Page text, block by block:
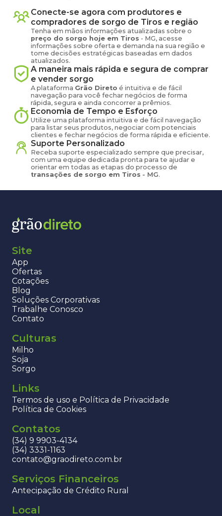
Conecte-se agora com produtores e
compradores de sorgo de Tiros e região
Tenha em mãos informações atualizadas sobre o
preço do sorgo hoje em Tiros - MG, acesse
informações sobre oferta e demanda na sua região e
tome decisões estratégicas baseadas em dados
atualizados.
A maneira mais rápida e segura de comprar
e vender sorgo
A plataforma Grão Direto é intuitiva e de fácil
navegação para você fechar negócios de forma
rápida, segura e ainda concorrer a prêmios.
Economia de Tempo e Esforço
Utilize uma plataforma intuitiva e de fácil navegação
para listar seus produtos, negociar com potenciais
clientes e fechar negócios de forma rápida e eficiente.
Suporte Personalizado
Receba suporte especializado sempre que precisar,
com uma equipe dedicada pronta para te ajudar e
orientar em todas as etapas do processo de
transações de sorgo em Tiros - MG.
Site
App
Ofertas
Cotações
Blog
Soluções Corporativas
Trabalhe Conosco
Contato
Culturas
Milho
Soja
Sorgo
Links
Termos de uso e Política de Privacidade
Política de Cookies
Contatos
(34) 9 9903-4134
(34) 3331-1163
contato@graodireto.com.br
Serviços Financeiros
Antecipação de Crédito Rural
Local